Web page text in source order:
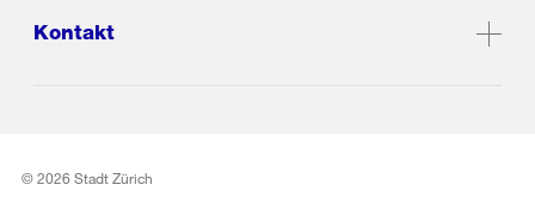
Kontakt
© 2026 Stadt Zürich